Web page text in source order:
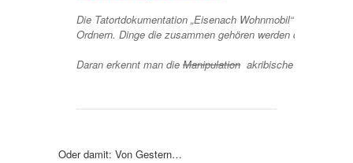
Die Tatortdokumentation „Eisenach Wohnmobil“ besteht
Ordnern. Dinge die zusammen gehören werden dort „in
Daran erkennt man die Manipulation akribische Sorgfalt:
Oder damit: Von Gestern…